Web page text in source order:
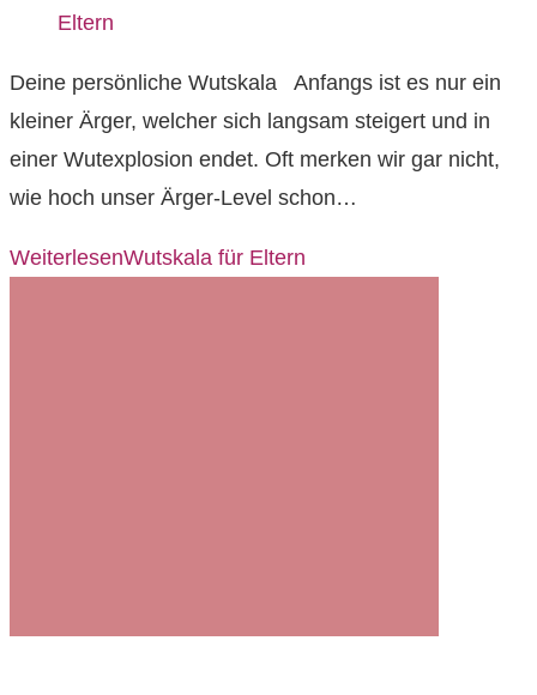
Eltern
Deine persönliche Wutskala Anfangs ist es nur ein
kleiner Ärger, welcher sich langsam steigert und in
einer Wutexplosion endet. Oft merken wir gar nicht,
wie hoch unser Ärger-Level schon…
WeiterlesenWutskala für Eltern